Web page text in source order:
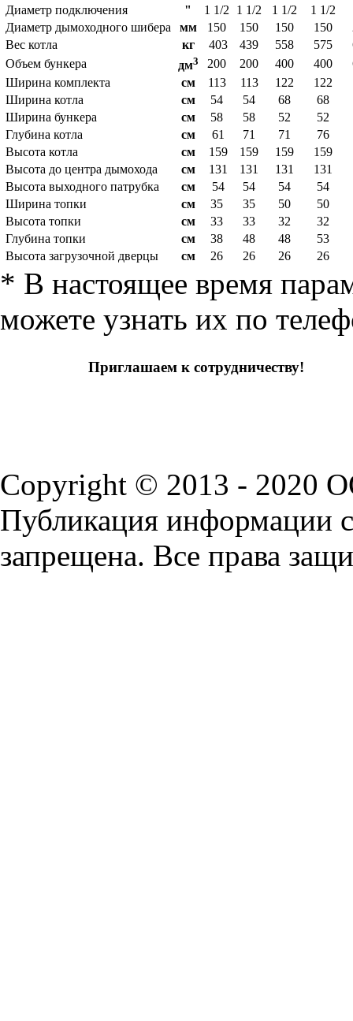
Диаметр подключения
" 1 1/2 1 1/2 1 1/2
1 1/2
Диаметр дымоходного шибера
мм 150 150 150 150
Вес котла
кг 403 439 558 575
Объем бункера
дм3 200 200 400 400
Ширина комплекта
см 113 113 122 122
Ширина котла
см 54 54 68
68
Ширина бункера
см 58 58 52
52
Глубина котла
см 61 71 71
76
Высота котла
см 159 159 159 159
Высота до центра дымохода
см 131 131 131 131
Высота выходного патрубка
см 54 54 54
54
Ширина топки
см 35 35 50
50
Высота топки
см 33 33 32
32
Глубина топки
см 38 48 48
53
Высота загрузочной дверцы
см 26 26 26 26
* В настоящее время
можете узнать их по
Приглашаем к сотрудничеству!
Copyright © 2013 - 2020
Публикация информации
запрещена. Все права